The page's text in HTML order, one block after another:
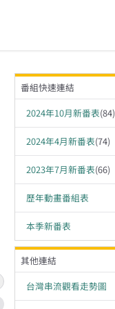
番組快速連結
2024年10月新番表(84)
2024年4月新番表(74)
2023年7月新番表(66)
歷年動畫番組表
本季新番表
其他連結
台灣串流觀看走勢圖